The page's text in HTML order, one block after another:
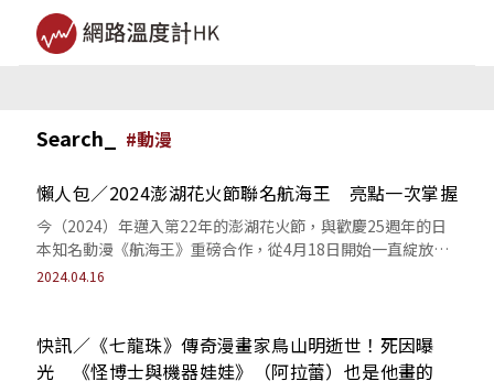
Search_ #動漫
懶人包／2024澎湖花火節聯名航海王 亮點一次掌握
今（2024）年邁入第22年的澎湖花火節，與歡慶25週年的日
本知名動漫《航海王》重磅合作，從4月18日開始一直綻放到7
月底。長達4個月的璀璨夜空...
2024.04.16
快訊／《七龍珠》傳奇漫畫家鳥山明逝世！死因曝
光 《怪博士與機器娃娃》（阿拉蕾）也是他畫的